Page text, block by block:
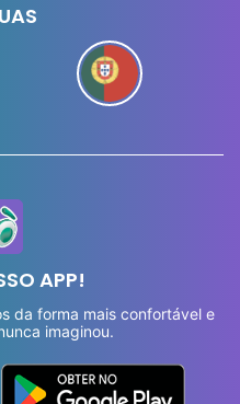
APP!
da forma mais confortável e
imaginou.